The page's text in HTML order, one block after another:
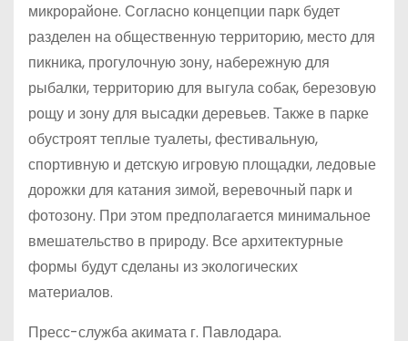
микрорайоне. Согласно концепции парк будет
разделен на общественную территорию, место для
пикника, прогулочную зону, набережную для
рыбалки, территорию для выгула собак, березовую
рощу и зону для высадки деревьев. Также в парке
обустроят теплые туалеты, фестивальную,
спортивную и детскую игровую площадки, ледовые
дорожки для катания зимой, веревочный парк и
фотозону. При этом предполагается минимальное
вмешательство в природу. Все архитектурные
формы будут сделаны из экологических
материалов.
Пресс-служба акимата г. Павлодара.